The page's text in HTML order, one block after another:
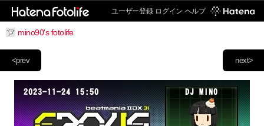
ユーザー登録 ログイン ヘルプ
mino90's fotolife
next>
<prev